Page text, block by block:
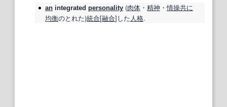
an integrated personality (肉体 ・ 精神 ・情操共に
均衡のとれた)統合[融合]した人格.